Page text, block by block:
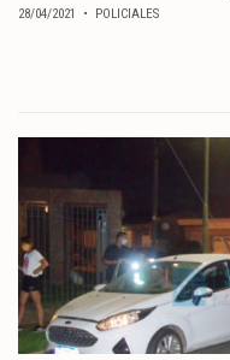
28/04/2021 • POLICIALES